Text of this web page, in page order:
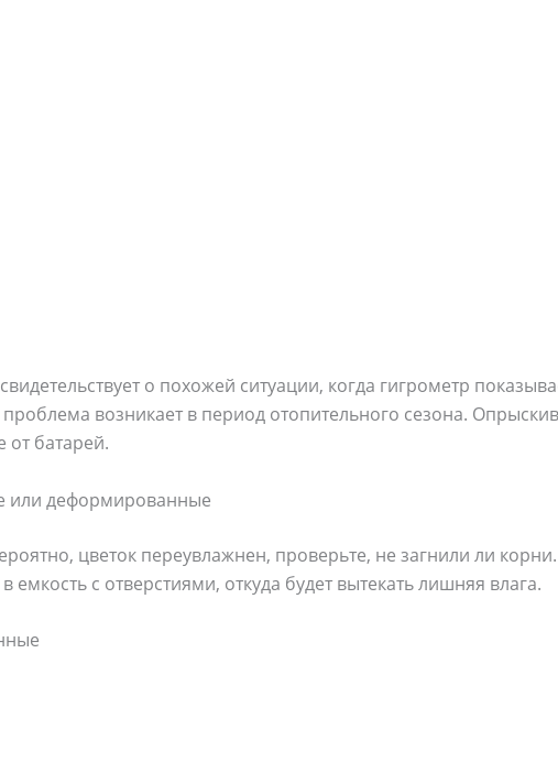
о похожей ситуации, когда гигрометр
проблема возникает в период отопительного сезона.
от батарей.
или деформированные
цветок переувлажнен, проверьте, не загнили ли
емкость с отверстиями, откуда будет вытекать лишняя влага.